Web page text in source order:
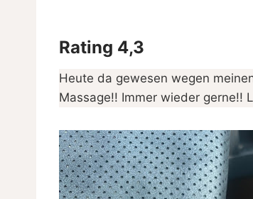
Rating 4,3
Heute da gewesen wegen
Massage!! Immer wieder gerne!!